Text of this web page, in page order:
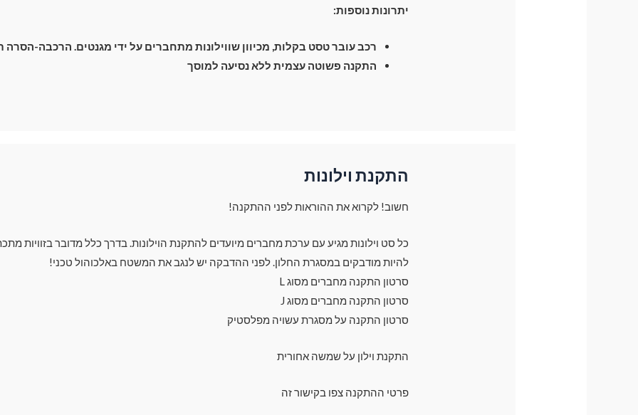
יתרונות נוספות:
רכב עובר טסט בקלות, מכיוון שווילונות מתחברים על ידי מגנטים. הרכבה-הסרה תוך 2
התקנה פשוטה עצמית ללא נסיעה למוסך
התקנת וילונות
חשוב! לקרוא את ההוראות לפני ההתקנה!
כל סט וילונות מגיע עם ערכת מחברים מיועדים להתקנת הוילונות. בדרך כלל מדובר בזוויות
להיות מודבקים במסגרת החלון. לפני ההדבקה יש לנגב את המשטח באלכוהול טכני!
סרטון התקנה מחברים מסוג L
סרטון התקנה מחברים מסוג J
סרטון התקנה על מסגרת עשויה מפלסטיק
התקנת וילון על שמשה אחורית
פרטי ההתקנה צפו בקישור זה